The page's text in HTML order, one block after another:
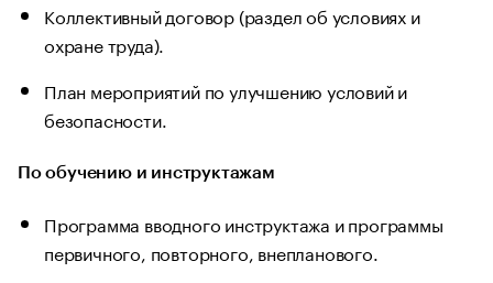
Коллективный договор (раздел об условиях и
охране труда).
План мероприятий по улучшению условий и
безопасности.
По обучению и инструктажам
Программа вводного инструктажа и программы
первичного, повторного, внепланового.